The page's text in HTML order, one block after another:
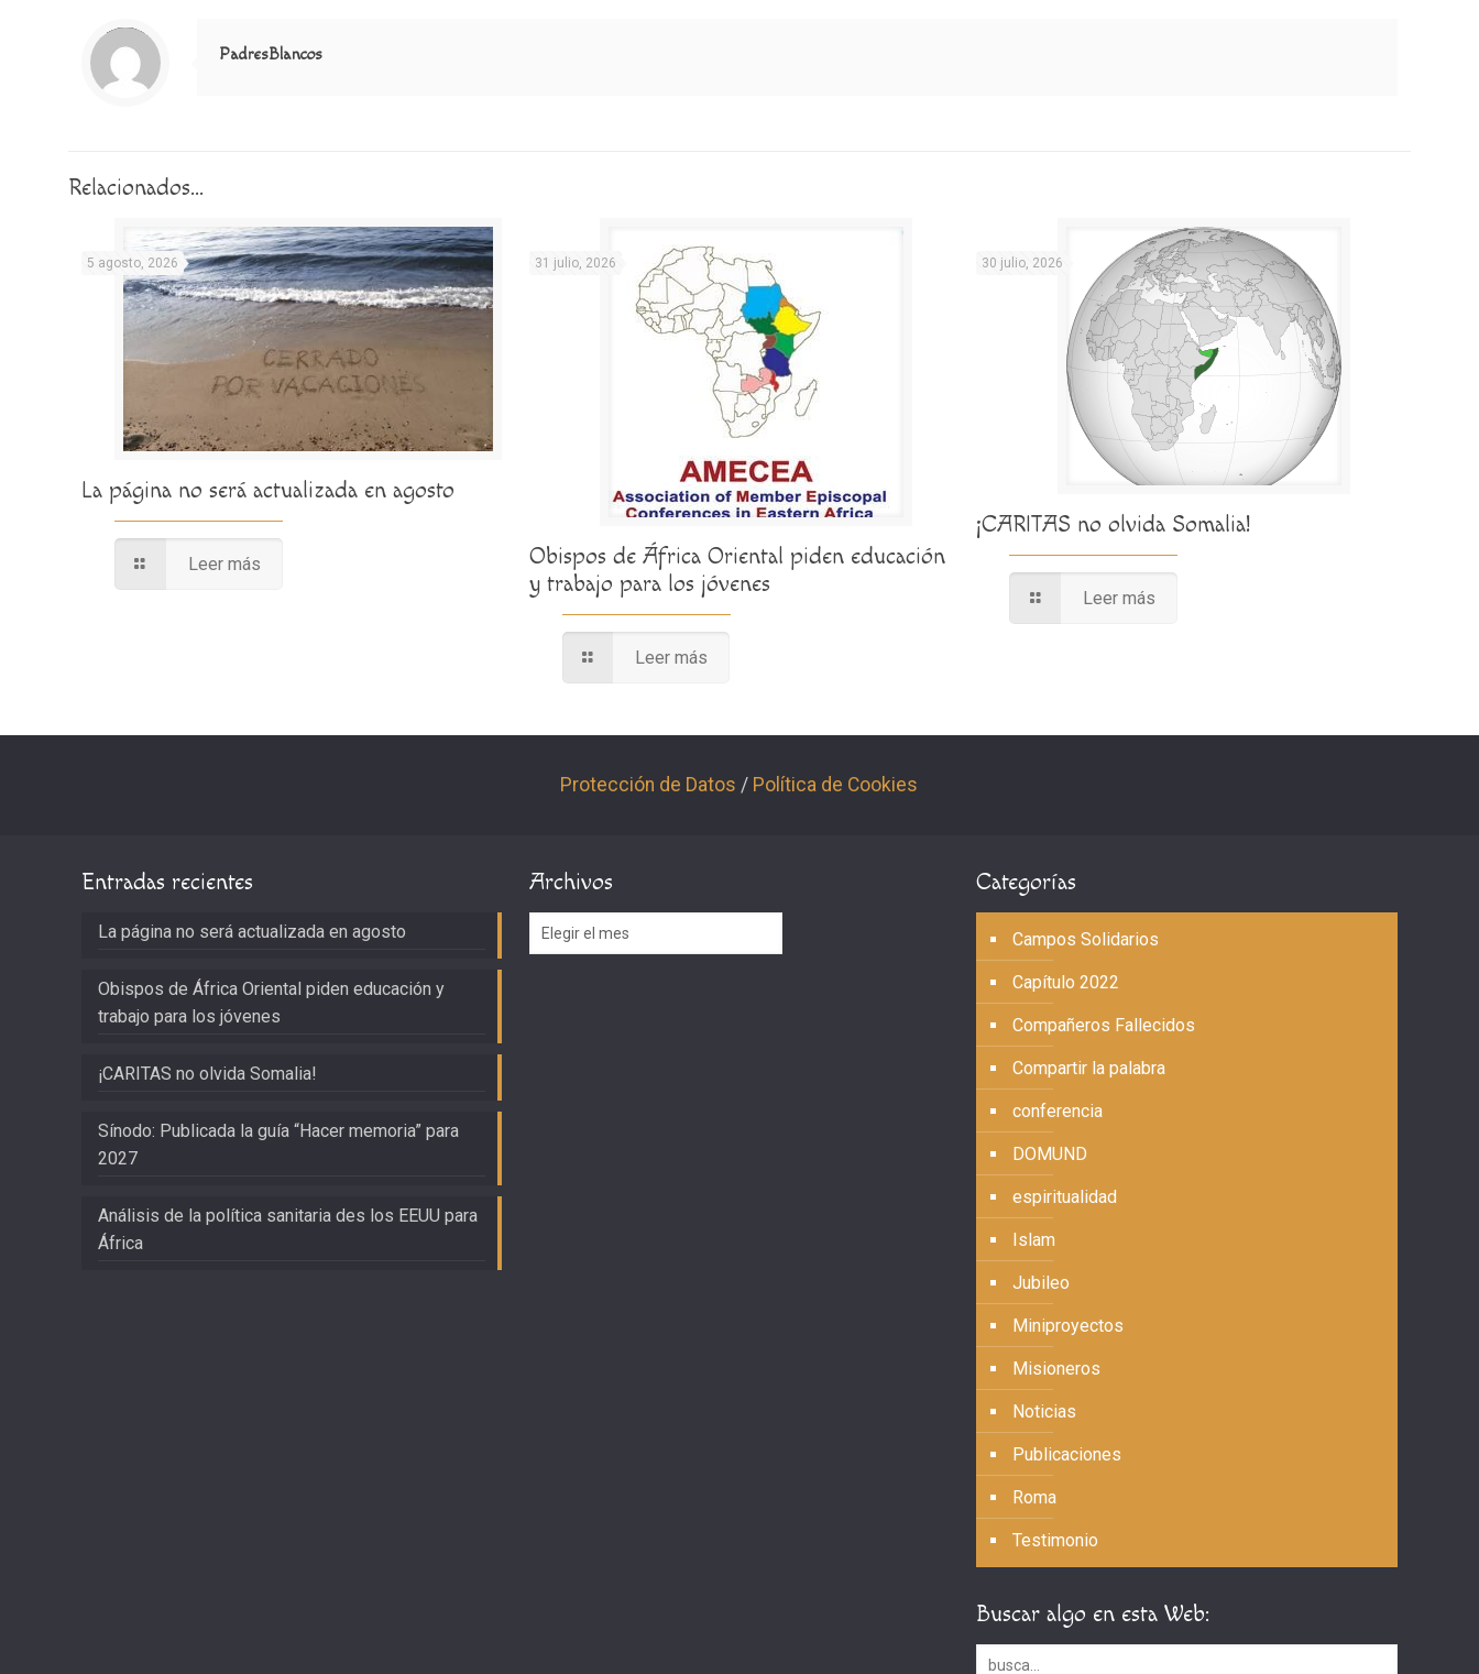
Notice
: Trying to access array offset on value of type null in
/home/misioner/public_html/padresblancos/themes/betheme/includes/content-single.php
on line
286
PadresBlancos
Relacionados...
5 agosto, 2026
La página no será actualizada en agosto
Leer más
31 julio, 2026
Obispos de África Oriental piden educación
y trabajo para los jóvenes
Leer más
30 julio, 2026
¡CARITAS no olvida Somalia!
Leer más
Protección de Datos / Política de Cookies
Entradas recientes
La página no será actualizada en agosto
Obispos de África Oriental piden educación y
trabajo para los jóvenes
¡CARITAS no olvida Somalia!
Sínodo: Publicada la guía “Hacer memoria” para
2027
Análisis de la política sanitaria des los EEUU para
África
Archivos
Archivos
Categorías
Campos Solidarios
Capítulo 2022
Compañeros Fallecidos
Compartir la palabra
conferencia
DOMUND
espiritualidad
Islam
Jubileo
Miniproyectos
Misioneros
Noticias
Publicaciones
Roma
Testimonio
Buscar algo en esta Web: